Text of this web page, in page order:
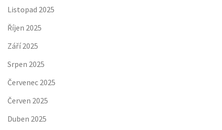
Listopad 2025
Říjen 2025
Září 2025
Srpen 2025
Červenec 2025
Červen 2025
Duben 2025